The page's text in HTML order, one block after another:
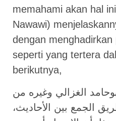
memahami akan hal
Nawawi)
dengan menghadirkan
seperti yang tertera
berikutnya,
الغزالي وغيره من
الجمع بين الأحاديث،